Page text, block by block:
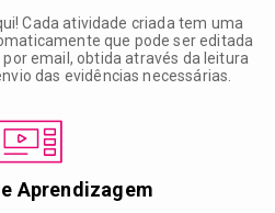
Cada atividade criada tem uma
que pode ser editada
email, obtida através da leitura
das evidências necessárias.
Aprendizagem